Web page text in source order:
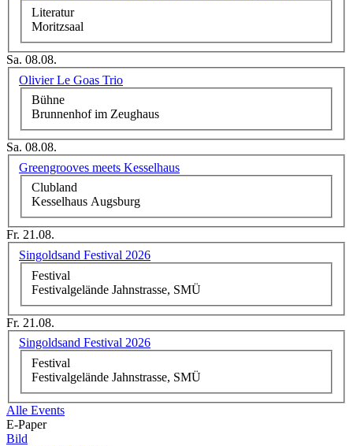
Literatur
Moritzsaal
Sa. 08.08.
Olivier Le Goas Trio
Bühne
Brunnenhof im Zeughaus
Sa. 08.08.
Greengrooves meets Kesselhaus
Clubland
Kesselhaus Augsburg
Fr. 21.08.
Singoldsand Festival 2026
Festival
Festivalgelände Jahnstrasse, SMÜ
Fr. 21.08.
Singoldsand Festival 2026
Festival
Festivalgelände Jahnstrasse, SMÜ
Alle Events
E-Paper
Bild